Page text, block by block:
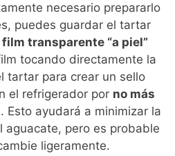
necesario prepararlo
puedes guardar el tartar
film transparente “a piel”
tocando directamente la
tartar para crear un sello
el refrigerador por no más
. Esto ayudará a minimizar la
aguacate, pero es probable
ligeramente.